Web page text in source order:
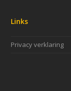
Links
Privacy verklaring